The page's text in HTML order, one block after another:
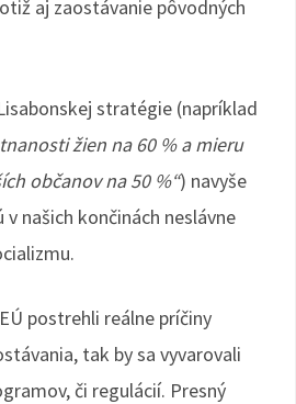
aj zaostávanie pôvodných
stratégie (napríklad
žien na 60 % a mieru
občanov na 50 %“) navyše
našich končinách neslávne
postrehli reálne príčiny
tak by sa vyvarovali
či regulácií. Presný